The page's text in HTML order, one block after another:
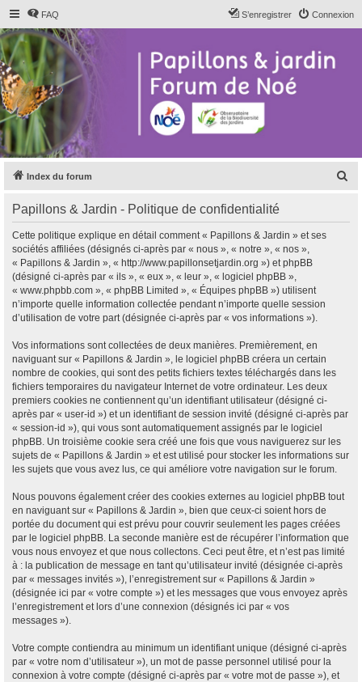
FAQ Connexion
S’enregistrer
Index du forum
Papillons & Jardin - Politique de confidentialité
Cette politique explique en détail comment « Papillons & Jardin » et ses
sociétés affiliées (désignés ci-après par « nous », « notre », « nos »,
« Papillons & Jardin », « http://www.papillonsetjardin.org ») et phpBB
(désigné ci-après par « ils », « eux », « leur », « logiciel phpBB »,
« www.phpbb.com », « phpBB Limited », « Équipes phpBB ») utilisent
n’importe quelle information collectée pendant n’importe quelle session
d’utilisation de votre part (désignée ci-après par « vos informations »).
Vos informations sont collectées de deux manières. Premièrement, en
naviguant sur « Papillons & Jardin », le logiciel phpBB créera un certain
nombre de cookies, qui sont des petits fichiers textes téléchargés dans les
fichiers temporaires du navigateur Internet de votre ordinateur. Les deux
premiers cookies ne contiennent qu’un identifiant utilisateur (désigné ci-
après par « user-id ») et un identifiant de session invité (désigné ci-après par
« session-id »), qui vous sont automatiquement assignés par le logiciel
phpBB. Un troisième cookie sera créé une fois que vous naviguerez sur les
sujets de « Papillons & Jardin » et est utilisé pour stocker les informations sur
les sujets que vous avez lus, ce qui améliore votre navigation sur le forum.
Nous pouvons également créer des cookies externes au logiciel phpBB tout
en naviguant sur « Papillons & Jardin », bien que ceux-ci soient hors de
portée du document qui est prévu pour couvrir seulement les pages créées
par le logiciel phpBB. La seconde manière est de récupérer l’information que
vous nous envoyez et que nous collectons. Ceci peut être, et n’est pas limité
à : la publication de message en tant qu’utilisateur invité (désignée ci-après
par « messages invités »), l’enregistrement sur « Papillons & Jardin »
(désignée ici par « votre compte ») et les messages que vous envoyez après
l’enregistrement et lors d’une connexion (désignés ici par « vos
messages »).
Votre compte contiendra au minimum un identifiant unique (désigné ci-après
par « votre nom d’utilisateur »), un mot de passe personnel utilisé pour la
connexion à votre compte (désigné ci-après par « votre mot de passe »), et